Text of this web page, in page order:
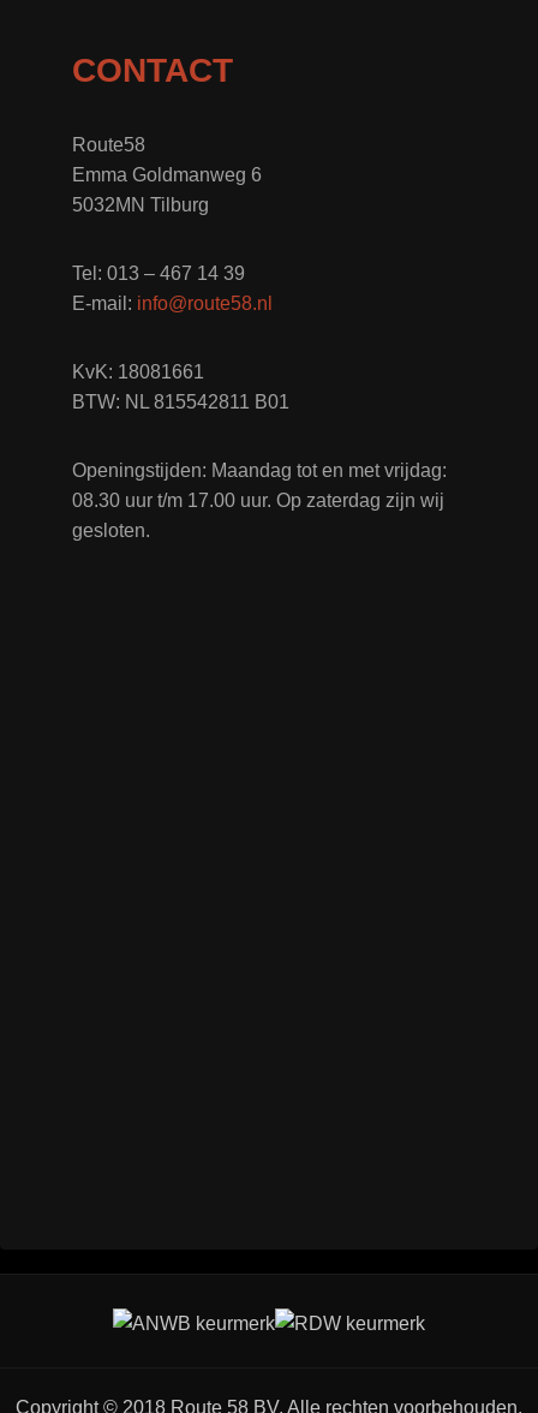
CONTACT
Route58
Emma Goldmanweg 6
5032MN Tilburg
Tel: 013 – 467 14 39
E-mail: info@route58.nl
KvK: 18081661
BTW: NL 815542811 B01
Openingstijden: Maandag tot en met vrijdag:
08.30 uur t/m 17.00 uur. Op zaterdag zijn wij
gesloten.
Copyright © 2018 Route 58 BV. Alle rechten voorbehouden.